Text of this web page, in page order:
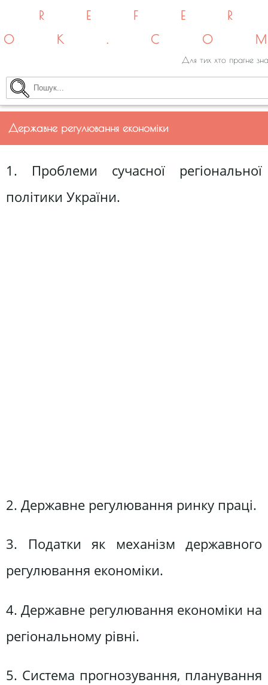
Для тих хто прагне
Державне регулювання економіки
1. Проблеми сучасної регіональної
політики України.
2. Державне регулювання ринку праці.
3. Податки як механізм державного
регулювання економіки.
4. Державне регулювання економіки на
регіональному рівні.
5. Система прогнозування, планування